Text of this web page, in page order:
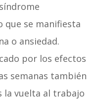
que se manifiesta
o ansiedad.
por los efectos
semanas también
la vuelta al trabajo